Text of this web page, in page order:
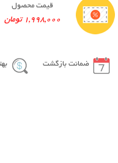
قیمت محصول
1,998,000 تومان
ضمانت بازگشت